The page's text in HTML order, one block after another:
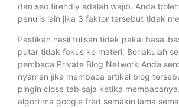
dan seo firendly adalah wajib. Anda
penulis lain jika 3 faktor tersebut tidak
Pastikan hasil tulisan tidak pakai basa-
putar tidak fokus ke materi. Berlakulah
pembaca Private Blog Network Anda
nyaman jika membaca artikel blog
pingin close tab saja ketika
algortima google fred semakin lama